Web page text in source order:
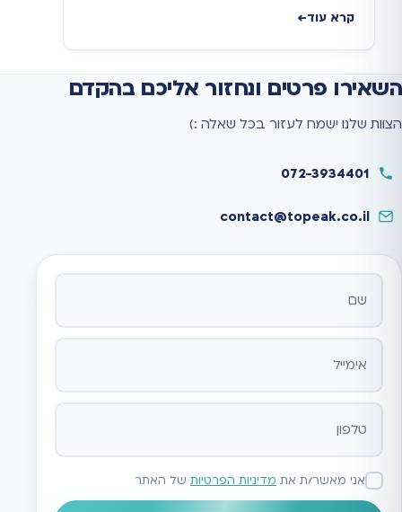
קרא עוד
השאירו פרטים ונחזור אליכם בהקדם
הצוות שלנו ישמח לעזור בכל שאלה :)
072-3934401
contact@topeak.co.il
אתר
אני מאשר/ת את מדיניות הפרטיות של האתר